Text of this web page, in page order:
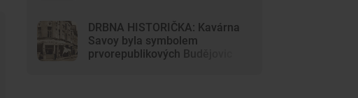
DRBNA HISTORIČKA: Kavárna
Savoy byla symbolem
prvorepublikových Budějovic